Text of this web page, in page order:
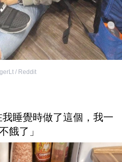
/ Reddit
睡覺時做了這個，我一
餓了」